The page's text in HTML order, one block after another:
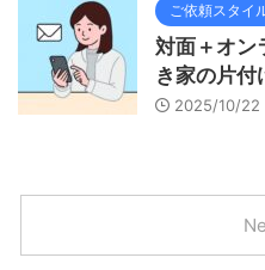
ご依頼スタイ
対面＋オン
き家の片付
2025/10/22